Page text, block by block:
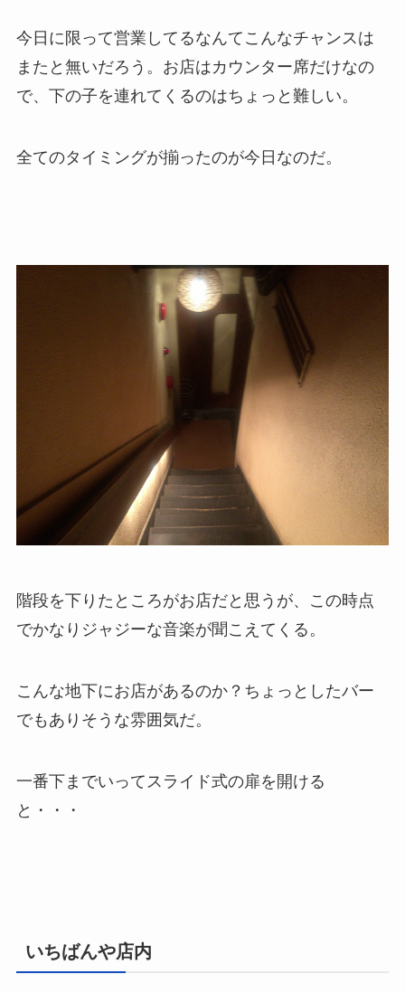
今日に限って営業してるなんてこんなチャンスは
またと無いだろう。お店はカウンター席だけなの
で、下の子を連れてくるのはちょっと難しい。
全てのタイミングが揃ったのが今日なのだ。
階段を下りたところがお店だと思うが、この時点
でかなりジャジーな音楽が聞こえてくる。
こんな地下にお店があるのか？ちょっとしたバー
でもありそうな雰囲気だ。
一番下までいってスライド式の扉を開ける
と・・・
いちばんや店内